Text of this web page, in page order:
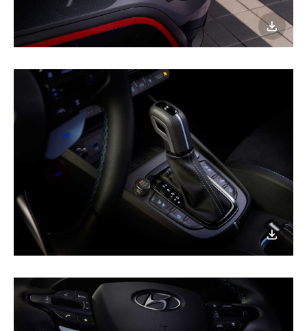
이미지
다운로드
이미지
다운로드